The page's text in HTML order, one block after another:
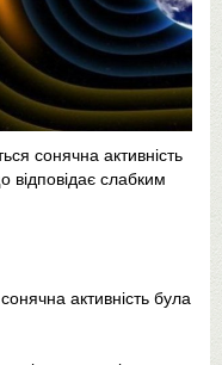
сонячна активність
відповідає слабким
активність була